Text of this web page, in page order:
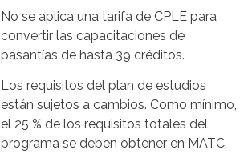
No se aplica una tarifa de CPLE para
convertir las capacitaciones de
pasantías de hasta 39 créditos.
Los requisitos del plan de estudios
están sujetos a cambios. Como mínimo,
el 25 % de los requisitos totales del
programa se deben obtener en MATC.